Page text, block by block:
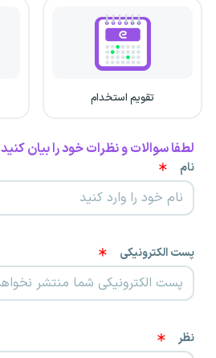
تقویم استخدام
لطفا سوالات و نظرات خود را بیان کنید
نام
پست الکترونیکی
نظر